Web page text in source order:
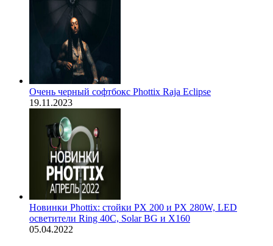
Очень черный софтбокс Phottix Raja Eclipse
19.11.2023
Новинки Phottix: стойки PX 200 и PX 280W, LED
осветители Ring 40С, Solar BG и X160
05.04.2022